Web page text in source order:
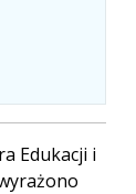
Edukacji i